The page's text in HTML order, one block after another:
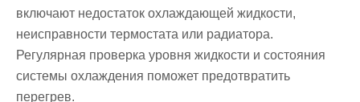
включают недостаток охлаждающей жидкости,
неисправности термостата или радиатора.
Регулярная проверка уровня жидкости и состояния
системы охлаждения поможет предотвратить
перегрев.